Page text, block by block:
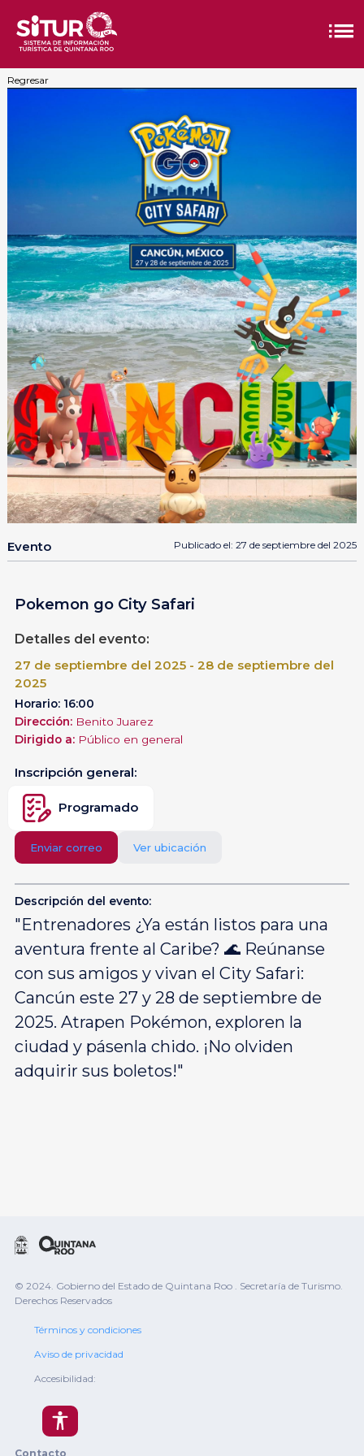
Regresar
Evento Publicado el: 27 de septiembre del 2025
Pokemon go City Safari
Detalles del evento:
27 de septiembre del 2025 - 28 de septiembre del
2025
Horario: 16:00
Dirección: Benito Juarez
Dirigido a: Público en general
Inscripción general:
Programado
Enviar correo Ver ubicación
Descripción del evento:
"Entrenadores ¿Ya están listos para una
aventura frente al Caribe? 🌊 Reúnanse
con sus amigos y vivan el City Safari:
Cancún este 27 y 28 de septiembre de
2025. Atrapen Pokémon, exploren la
ciudad y pásenla chido. ¡No olviden
adquirir sus boletos!"
© 2024. Gobierno del Estado de Quintana Roo . Secretaría de Turismo.
Derechos Reservados
Términos y condiciones
Aviso de privacidad
Accesibilidad:
Contacto